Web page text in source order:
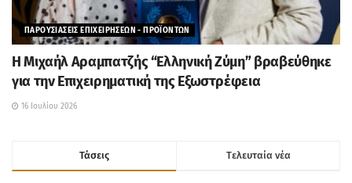
ΠΑΡΟΥΣΙΑΣΕΙΣ ΕΠΙΧΕΙΡΗΣΕΩΝ - ΠΡΟΪΟΝΤΩΝ
H Μιχαήλ Αραμπατζής “Ελληνική Ζύμη” βραβεύθηκε
για την Επιχειρηματική της Εξωστρέφεια
16 Ιουλίου 2026
Τάσεις Tελευταία νέα